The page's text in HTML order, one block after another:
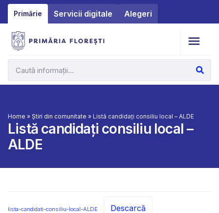
Primărie Servicii digitale Alegeri
Home » Știri din comunitate » Listă candidați consiliu local – ALDE
Listă candidați consiliu local –
ALDE
lista-candidati-consiliu-local-ALDE Descarcă